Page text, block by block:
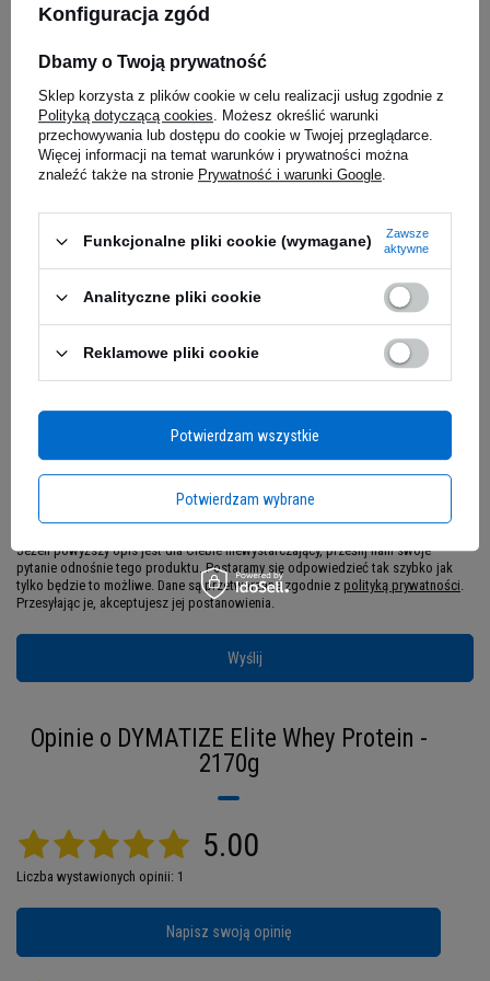
to wysokiej jakości formuła białkowa
zaawansowania, jak i dla osób, które chcą
uzupełnić zapotrzebowanie na proteiny za
pomocą pysznego szejka. Tozaawansowana
mieszanka białek o bardzo wysokiej
biodostępności i przyswajalności. Zawiera
serwatki, ultrafiltrowany koncentrat białka
oraz peptydy serwatkowe. Zawiera wszystkie
niezbędne aminokwasy, które są konieczne do
zbudowania jakościowej masy mięśniowej.
Niezastąpione wsparcie w budowie
masy mięśniowej
Odżywka białkowa Dymatize charakteryzuje się
niską zawartością cukrów
wybór dla sportowców, którzy dbają o
dostarczenie do organizmu tylko najlepszych
składników i o uzupełnienie zapotrzebowania na
wszystkie makroskładniki. Dzięki połączeniu
izolatu oraz koncentratu, 100% Elite Whey Protein
doskonale się wchłania i trawi.Uzupełnia białko
DYMATIZE Creatine
Monohydrate NEW - 300g
5.00 (18)
106,19 zł
0,35 zł / g
wysyłka w poniedziałek
Palma
Zapytaj o produkt
E-mail
Jeżeli powyższy opis jest dla Ciebie niewystarczający, prześlij nam swoje
pytanie odnośnie tego produktu. Postaramy się odpowiedzieć tak szybko jak
tylko będzie to możliwe. Dane są przetwarzane zgodnie z polityką prywatności
Przesyłając je, akceptujesz jej postanowienia.
Wyślij
Opinie o DYMATIZE Elite Whey Protein -
2170g
5.00
Liczba wystawionych opinii: 1
Napisz swoją opinię
Konfiguracja zgód
Dbamy o Twoją prywatność
Sklep korzysta z plików cookie w celu realizacji usług zgodnie z
Polityką dotyczącą cookies. Możesz określić warunki
przechowywania lub dostępu do cookie w Twojej przeglądarce.
Więcej informacji na temat warunków i prywatności można
znaleźć także na stronie Prywatność i warunki Google.
Funkcjonalne pliki cookie (wymagane)
Zawsze
aktywne
Analityczne pliki cookie
Reklamowe pliki cookie
Potwierdzam wybrane
Potwierdzam wszystkie